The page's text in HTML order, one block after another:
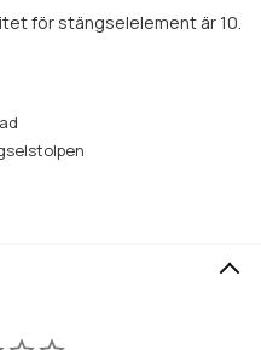
för stängselelement är 10.